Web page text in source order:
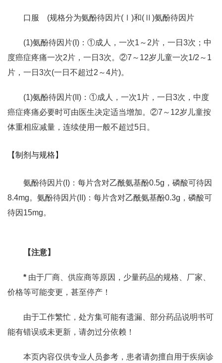
口服 (规格分为氨酚待因片(Ⅰ)和(Ⅱ)氨酚待因片
(1)氨酚待因片(I)：①成人，一次1～2片，一日3次；中
度癌症疼痛一次2片，一日3次。②7～12岁儿童一次1/2～1
片，一日3次(一日不超过2～4片)。
(1)氨酚待因片(II)：①成人，一次1片，一日3次，中度
癌症疼痛必要时可由医生决定适当增加。②7～12岁儿童按
体重相应减量，连续使用一般不超过5日。
【制剂与规格】
氨酚待因片(I)：每片含对乙酰氨基酚0.5g，磷酸可待因
8.4mg。氨酚待因片(II)：每片含对乙酰氨基酚0.3g，磷酸可
待因15mg。
【注意】
* 由于厂商、供应商等原因，少量药品的规格、厂家、
价格等可能变更，甚至停产！
由于工作繁忙，处方集可能有遗漏、部分药品说明书可
能有错误或未更新，请勿过分依赖！
本页内容仅供专业人员参考，患者请勿擅自用于疾病诊